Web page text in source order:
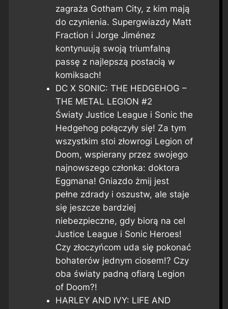
zagraża Gotham City, z kim mają
do czynienia. Supergwiazdy Matt
Fraction i Jorge Jiménez
kontynuują swoją triumfalną
passę z najlepszą postacią w
komiksach!
DC X SONIC: THE HEDGEHOG –
THE METAL LEGION #2
Światy Justice League i Sonic the
Hedgehog połączyły się! Za tym
wszystkim stoi złowrogi Legion of
Doom, wspierany przez swojego
najnowszego członka: doktora
Eggmana! Gniazdo żmij jest
pełne zdrady i oszustw, ale staje
się jeszcze bardziej
niebezpieczne, gdy biorą na cel
Justice League i Sonic Heroes!
Czy złoczyńcom uda się pokonać
bohaterów jednym ciosem!? Czy
oba światy padną ofiarą Legion
of Doom?!
HARLEY AND IVY: LIFE AND